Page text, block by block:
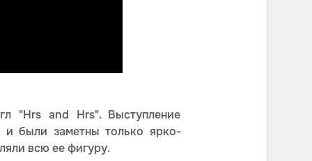
"Hrs and Hrs". Выступление
были заметны только ярко-
всю ее фигуру.